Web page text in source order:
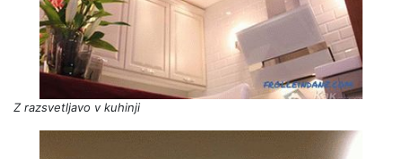
Z razsvetljavo v kuhinji